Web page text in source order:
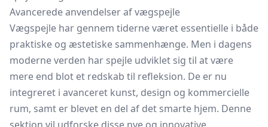
Avancerede anvendelser af vægspejle
Vægspejle har gennem tiderne været essentielle i både
praktiske og æstetiske sammenhænge. Men i dagens
moderne verden har spejle udviklet sig til at være
mere end blot et redskab til refleksion. De er nu
integreret i avanceret kunst, design og kommercielle
rum, samt er blevet en del af det smarte hjem. Denne